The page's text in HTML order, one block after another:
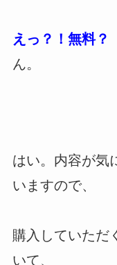
えっ？！無料？
ん。
はい。内容が気
いますので、
購入していた
いて、